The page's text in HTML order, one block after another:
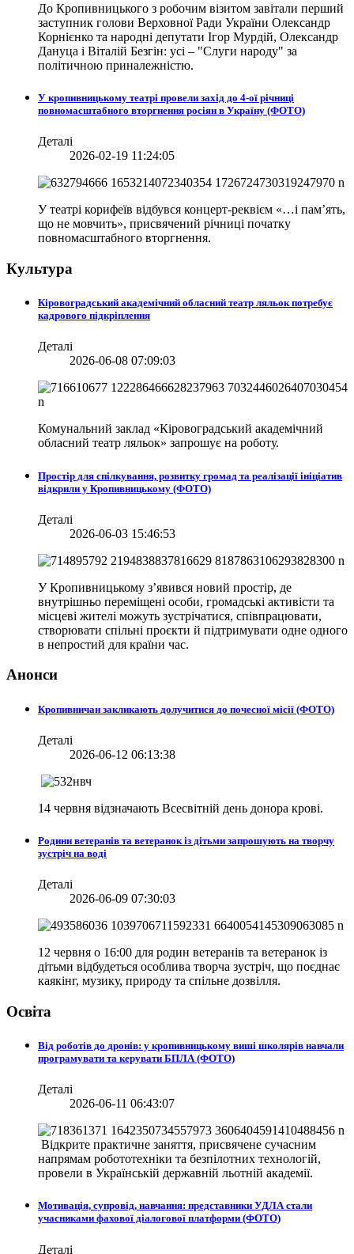
До Кропивницького з робочим візитом завітали перший
заступник голови Верховної Ради України Олександр
Корнієнко та народні депутати Ігор Мурдій, Олександр
Дануца і Віталій Безгін: усі – "Слуги народу" за
політичною приналежністю.
У кропивницькому театрі провели захід до 4-ої річниці
повномасштабного вторгнення росіян в Україну (ФОТО)
Деталі
2026-02-19 11:24:05
У театрі корифеїв відбувся концерт-реквієм «…і пам’ять,
що не мовчить», присвячений річниці початку
повномасштабного вторгнення.
Культура
Кіровоградський академічний обласний театр ляльок потребує
кадрового підкріплення
Деталі
2026-06-08 07:09:03
Комунальний заклад «Кіровоградський академічний
обласний театр ляльок» запрошує на роботу.
Простір для спілкування, розвитку громад та реалізації ініціатив
відкрили у Кропивницькому (ФОТО)
Деталі
2026-06-03 15:46:53
У Кропивницькому з’явився новий простір, де
внутрішньо переміщені особи, громадські активісти та
місцеві жителі можуть зустрічатися, співпрацювати,
створювати спільні проєкти й підтримувати одне одного
в непростий для країни час.
Анонси
Кропивничан закликають долучитися до почесної місії (ФОТО)
Деталі
2026-06-12 06:13:38
14 червня відзначають Всесвітній день донора крові.
Родини ветеранів та ветеранок із дітьми запрошують на творчу
зустріч на воді
Деталі
2026-06-09 07:30:03
12 червня о 16:00 для родин ветеранів та ветеранок із
дітьми відбудеться особлива творча зустріч, що поєднає
каякінг, музику, природу та спільне дозвілля.
Освіта
Від роботів до дронів: у кропивницькому виші школярів навчали
програмувати та керувати БПЛА (ФОТО)
Деталі
2026-06-11 06:43:07
Відкрите практичне заняття, присвячене сучасним
напрямам робототехніки та безпілотних технологій,
провели в Українській державній льотній академії.
Мотивація, супровід, навчання: представники УДЛА стали
учасниками фахової діалогової платформи (ФОТО)
Деталі